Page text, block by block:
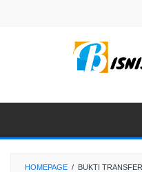
HOMEPAGE / BUKTI